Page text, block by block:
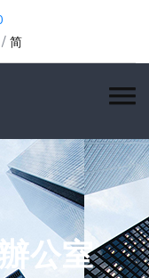
/ 简
公室